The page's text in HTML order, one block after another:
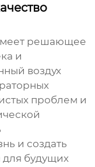
решающее
и
воздух
проблем и
и создать
для будущих